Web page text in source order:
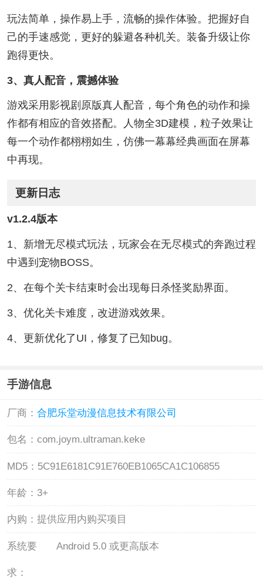
玩法简单，操作易上手，流畅的操作体验。把握好自
己的手速感觉，更好的躲避各种机关。装备升级让你
跑得更快。
3、真人配音，震撼体验
游戏采用影视剧原版真人配音，每个角色的动作和操
作都有相应的音效搭配。人物全3D建模，粒子效果让
每一个动作都栩栩如生，仿佛一幕幕经典画面在屏幕
中再现。
更新日志
v1.2.4版本
1、新增无尽模式玩法，玩家会在无尽模式的奔跑过程
中遇到宠物BOSS。
2、在每个关卡结束时会出现每日杀怪奖励界面。
3、优化关卡难度，改进游戏效果。
4、更新优化了UI，修复了已知bug。
手游信息
厂商： 合肥乐堂动漫信息技术有限公司
包名： com.joym.ultraman.keke
MD5： 5C91E6181C91E760EB1065CA1C106855
年龄： 3+
内购： 提供应用内购买项目
系统要
求：
Android 5.0 或更高版本